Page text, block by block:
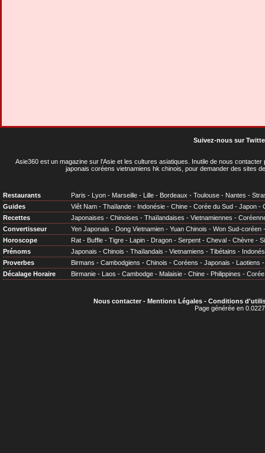
Suivez-nous sur
Asie360 est un magazine sur l'Asie et les cultures asiatiques . Inutile de nous
japonais coréens vietnamiens hk chinois, pour demander des sites
Restaurants Paris - Lyon - Marseille - Lille - Bordeaux - Toulouse - Nantes -
Guides
Viêt Nam - Thaïlande - Indonésie - Chine - Corée du Sud - Japon -
Recettes
Japonaises - Chinoises - Thaïlandaises - Vietnamiennes -
Convertisseur
Yen Japonais - Dong Vietnamien - Yuan Chinois - Won Sud-coréen
Horoscope
Rat - Buffle - Tigre - Lapin - Dragon - Serpent - Cheval - Chèvre -
Prénoms
Japonais - Chinois - Thaïlandais - Vietnamiens - Tibétains -
Proverbes
Birmans - Cambodgiens - Chinois - Coréens - Japonais - Laotiens
Décalage Horaire
Birmanie - Laos - Cambodge - Malaisie - Chine - Philippines - Corée
Nous contacter- Mentions Légales- Conditions
Page générée en